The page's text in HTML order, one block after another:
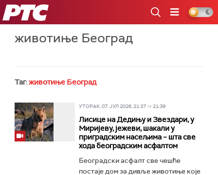
РТС
животиње Београд
Таг:животиње Београд
УТОРАК, 07. ЈУЛ 2026, 21:37 -> 21:39
Лисице на Дедињу и Звездари, у
Миријеву, јежеви, шакали у
приградским насељима – шта све
хода београдским асфалтом
Београдски асфалт све чешће
постаје дом за дивље животиње које